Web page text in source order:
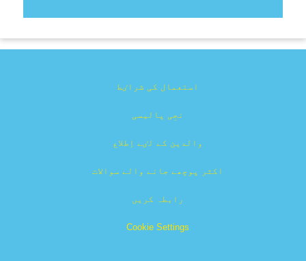
استعمال کی شراٸط
نجِی پالیسی
والدین کے لٸے اِطلاع
اکثر پوچھے جانے والے سوالات
رابطہ کریں
Cookie Settings